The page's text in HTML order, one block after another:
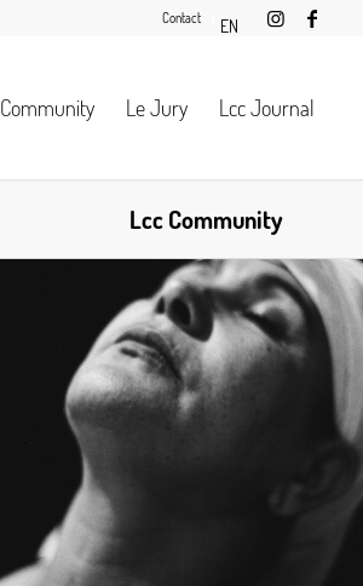
Contact EN
Le Jury Lcc Journal
Lcc Community